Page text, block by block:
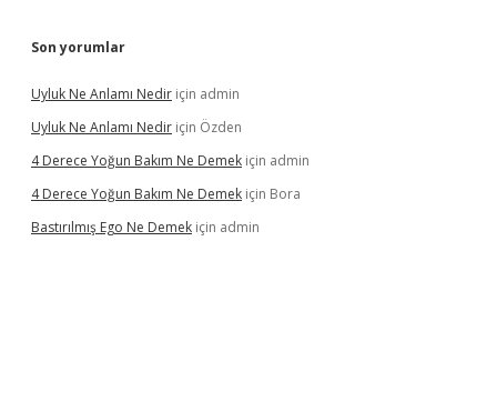
Son yorumlar
Uyluk Ne Anlamı Nedir için admin
Uyluk Ne Anlamı Nedir için Özden
4 Derece Yoğun Bakım Ne Demek için admin
4 Derece Yoğun Bakım Ne Demek için Bora
Bastırılmış Ego Ne Demek için admin